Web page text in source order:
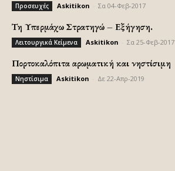
Προσευχές Askitikon Σα 04-Φεβ-2017
Τη Υπερμάχω Στρατηγώ – Εξήγηση.
Λειτουργικά Κείμενα Askitikon Σα 25-Φεβ-2017
Πορτοκαλόπιτα αρωματική και νηστίσιμη
Νηστίσιμα Askitikon Δε 22-Απρ-2019